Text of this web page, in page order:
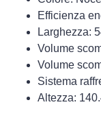
Efficienza
Larghezza:
Volume
Volume
Sistema
Altezza: